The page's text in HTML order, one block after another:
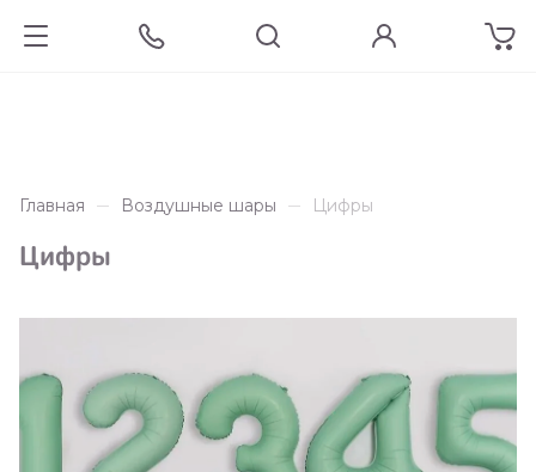
Главная Воздушные шары Цифры
Цифры